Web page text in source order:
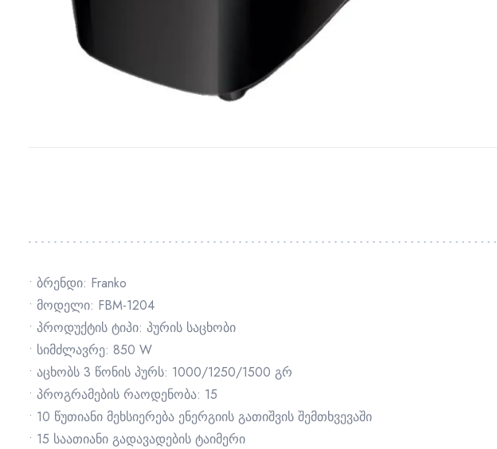
• ბრენდი: Franko
• მოდელი: FBM-1204
• პროდუქტის ტიპი: პურის საცხობი
• სიმძლავრე: 850 W
• აცხობს 3 წონის პურს: 1000/1250/1500 გრ
• პროგრამების რაოდენობა: 15
• 10 წუთიანი მეხსიერება ენერგიის გათიშვის შემთხვევაში
• 15 საათიანი გადავადების ტაიმერი